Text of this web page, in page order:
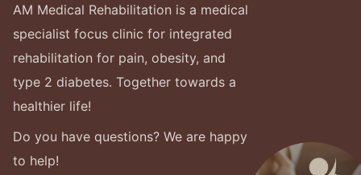
AM Medical Rehabilitation is a medical
specialist focus clinic for integrated
rehabilitation for pain, obesity, and
type 2 diabetes. Together towards a
healthier life!
Do you have questions? We are happy
to help!